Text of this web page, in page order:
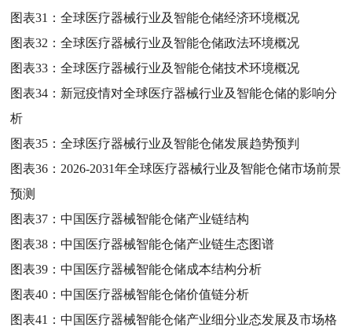
图表31：全球医疗器械行业及智能仓储经济环境概况
图表32：全球医疗器械行业及智能仓储政法环境概况
图表33：全球医疗器械行业及智能仓储技术环境概况
图表34： 新冠疫情对全球医疗器械行业及智能仓储的影响分
析
图表35：全球医疗器械行业及智能仓储发展趋势预判
图表36： 2026-2031年全球医疗器械行业及智能仓储市场前景
预测
图表37：中国医疗器械智能仓储产业链结构
图表38：中国医疗器械智能仓储产业链生态图谱
图表39：中国医疗器械智能仓储成本结构分析
图表40：中国医疗器械智能仓储价值链分析
图表41：中国医疗器械智能仓储产业细分业态发展及市场格